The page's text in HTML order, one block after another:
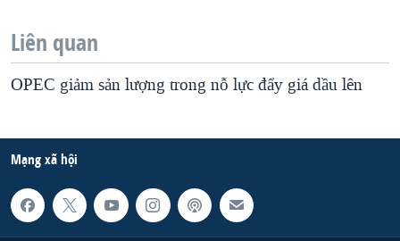
Liên quan
OPEC giảm sản lượng trong nỗ lực đẩy giá dầu lên
Mạng xã hội